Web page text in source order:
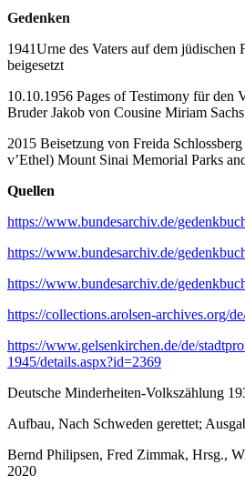
Gedenken
1941Urne des Vaters auf dem jüdischen
beigesetzt
10.10.1956 Pages of Testimony für den
Bruder Jakob von Cousine Miriam Sachs
2015 Beisetzung von Freida
v’Ethel) Mount Sinai Memorial Parks
Quellen
https://www.bundesarchiv.de/
https://www.bundesarchiv.de/
https://www.bundesarchiv.de/
https://collections.arolsen-archives.org/
https://www.gelsenkirchen.de/de/
1945/details.aspx?id=2369
Deutsche Minderheiten-Volkszählung
Aufbau, Nach Schweden gerettet;
Bernd Philipsen, Fred Zimmak, Hrsg.,
2020